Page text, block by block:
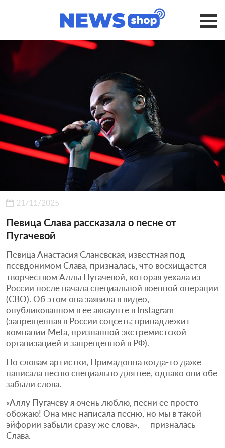
21/11/2025
Певица Слава рассказала о песне от
Пугачевой
Певица Анастасия Сланевская, известная под
псевдонимом Слава, призналась, что восхищается
творчеством Аллы Пугачевой, которая уехала из
России после начала специальной военной операции
(СВО). Об этом она заявила в видео,
опубликованном в ее аккаунте в Instagram
(запрещенная в России соцсеть; принадлежит
компании Meta, признанной экстремистской
организацией и запрещенной в РФ).
По словам артистки, Примадонна когда-то даже
написала песню специально для нее, однако они обе
забыли слова.
«Аллу Пугачеву я очень люблю, песни ее просто
обожаю! Она мне написала песню, но мы в такой
эйфории забыли сразу же слова», — призналась
Слава.